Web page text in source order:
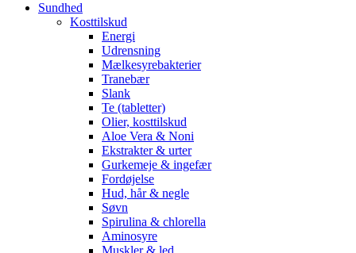
Sundhed
Kosttilskud
Energi
Udrensning
Mælkesyrebakterier
Tranebær
Slank
Te (tabletter)
Olier, kosttilskud
Aloe Vera & Noni
Ekstrakter & urter
Gurkemeje & ingefær
Fordøjelse
Hud, hår & negle
Søvn
Spirulina & chlorella
Aminosyre
Muskler & led